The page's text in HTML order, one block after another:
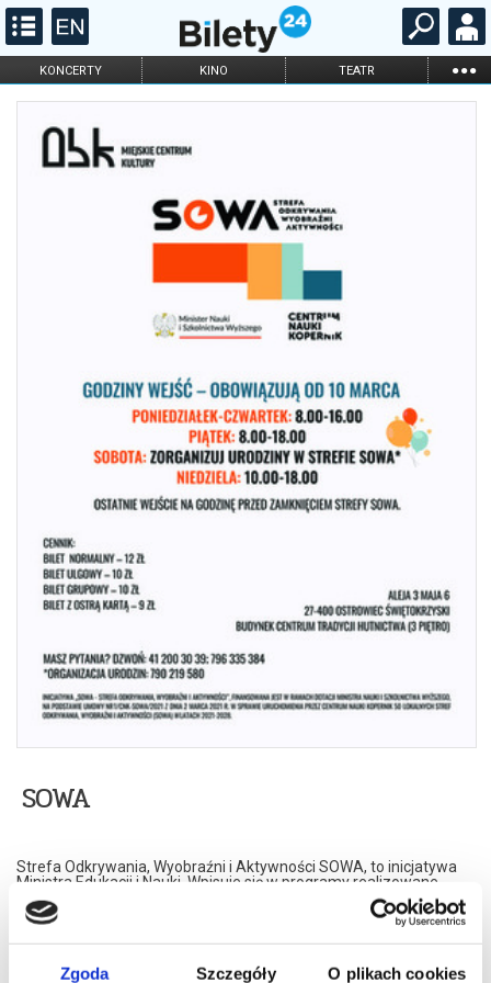
Zgoda Szczegóły O plikach cookies
KONCERTY KINO TEATR ...
FILHARMONIA OPERA I BALET
DLA DZIECI
SOWA
Strefa Odkrywania, Wyobraźni i Aktywności SOWA, to inicjatywa
Ministra Edukacji i Nauki. Wpisuje się w programy realizowane
przez Ministra w ramach Społecznej Odpowiedzialności Nauki,
mające na celu popularyzację i upowszechnianie nauki oraz badań
naukowych.
SOWA w Ostrowcu Świętokrzyskim realizuje ideę uczenia się
eksperymentowaniu. Metoda ta umożliwia poszerzenie wiedzy, a